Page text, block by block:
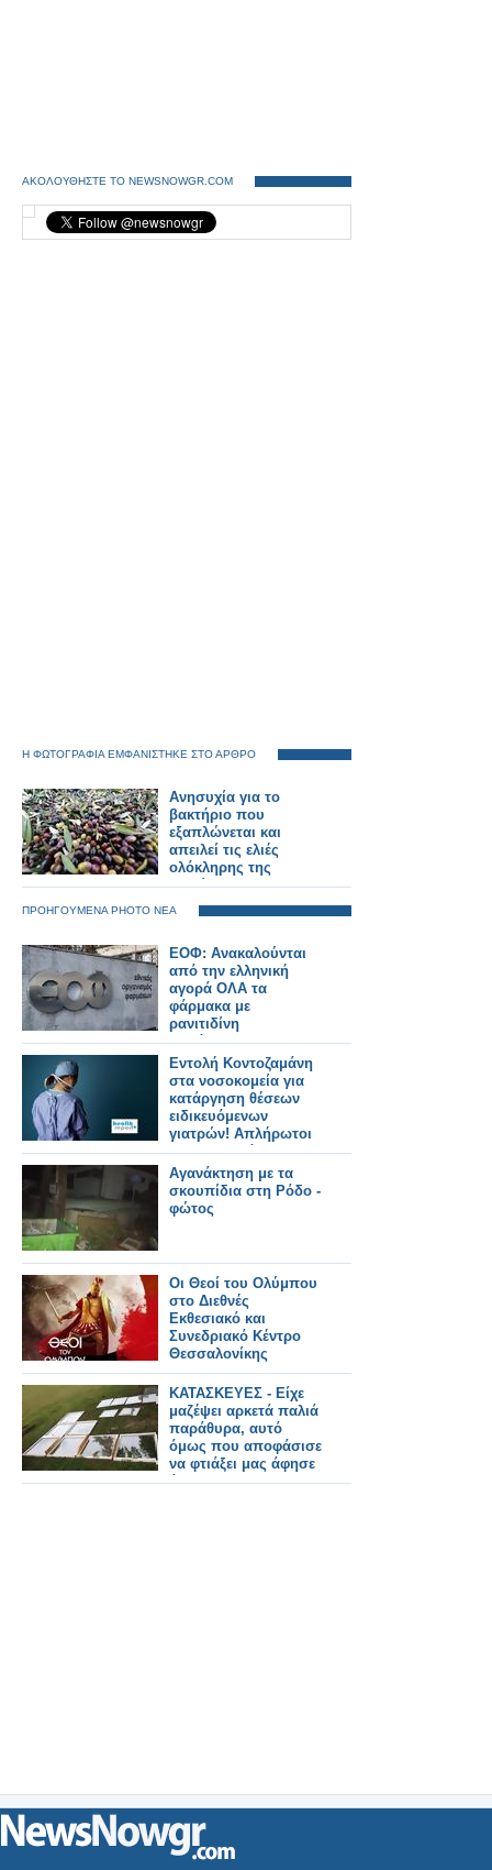
ΑΚΟΛΟΥΘΗΣΤΕ ΤΟ NEWSNOWGR.COM
Η ΦΩΤΟΓΡΑΦΙΑ ΕΜΦΑΝΙΣΤΗΚΕ ΣΤΟ ΑΡΘΡΟ
Ανησυχία για το
βακτήριο που
εξαπλώνεται και
απειλεί τις ελιές
ολόκληρης της
Ευρώπης
ΠΡΟΗΓΟΥΜΕΝΑ PHOTO ΝΕΑ
ΕΟΦ: Ανακαλούνται
από την ελληνική
αγορά ΟΛΑ τα
φάρμακα με
ρανιτιδίνη
(κατάλογος)
Εντολή Κοντοζαμάνη
στα νοσοκομεία για
κατάργηση θέσεων
ειδικευόμενων
γιατρών! Απλήρωτοι
οι εξειδικευόμενοι
Αγανάκτηση με τα
σκουπίδια στη Ρόδο -
φώτος
Οι Θεοί του Ολύμπου
στο Διεθνές
Εκθεσιακό και
Συνεδριακό Κέντρο
Θεσσαλονίκης
ΚΑΤΑΣΚΕΥΕΣ - Είχε
μαζέψει αρκετά παλιά
παράθυρα, αυτό
όμως που αποφάσισε
να φτιάξει μας άφησε
άφωνους!